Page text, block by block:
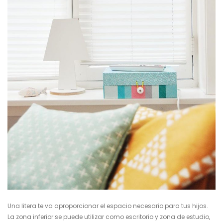
Una litera te va aproporcionar el espacio necesario para tus hijos.
La zona inferior se puede utilizar como escritorio y zona de estudio,